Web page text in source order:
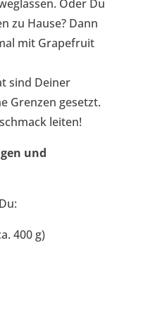
Oder Du
zu Hause? Dann
mit Grapefruit
sind Deiner
Grenzen gesetzt.
leiten!
und
400 g)